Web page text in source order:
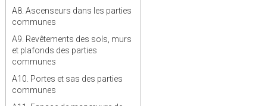
A8. Ascenseurs dans les parties
communes
A9. Revêtements des sols, murs
et plafonds des parties
communes
A10. Portes et sas des parties
communes